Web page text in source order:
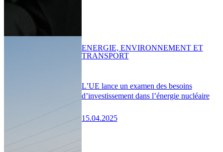
L’UE lance un examen des besoins
d’investissement dans l’énergie nucléaire
15.04.2025
ENERGIE, ENVIRONNEMENT ET
TRANSPORT